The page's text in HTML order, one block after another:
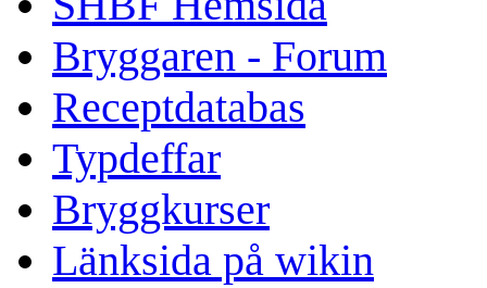
Bryggaren - Forum
Receptdatabas
Typdeffar
Bryggkurser
Länksida på wikin